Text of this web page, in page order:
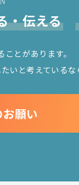
・伝える
とがあります。
と考えているな
願い